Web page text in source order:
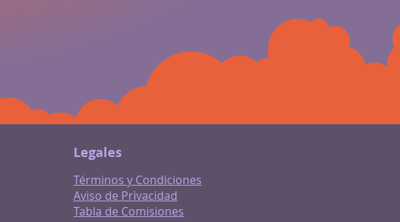
Legales
Términos y Condiciones
Aviso de Privacidad
Tabla de Comisiones